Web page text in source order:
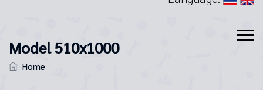
Model 510x1000
Home